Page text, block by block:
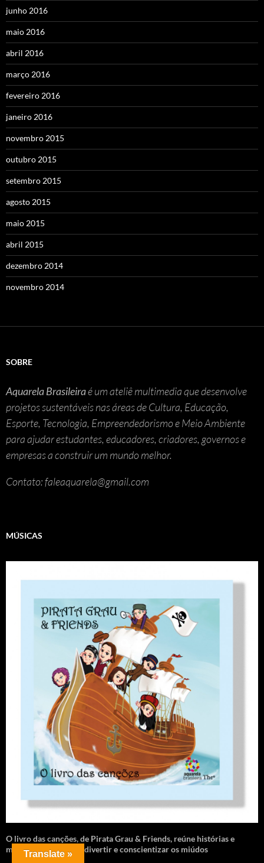
junho 2016
maio 2016
abril 2016
março 2016
fevereiro 2016
janeiro 2016
novembro 2015
outubro 2015
setembro 2015
agosto 2015
maio 2015
abril 2015
dezembro 2014
novembro 2014
SOBRE
Aquarela Brasileiraé um ateliê multimedia que desenvolve
projetos sustentáveis nas áreas de Cultura, Educação,
Esporte, Tecnologia, Empreendedorismo e Meio Ambiente
para ajudar estudantes, educadores, criadores, governos e
empresas a construir um mundo melhor.
Contato: faleaquarela@gmail.com
MÚSICAS
O livro das canções,de Pirata Grau & Friends, reúne histórias e
músicas para animar, divertir e conscientizar os miúdos
Translate »